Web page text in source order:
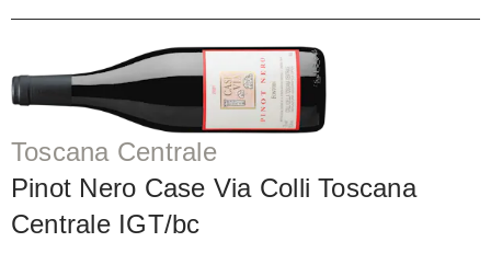
Toscana Centrale
Pinot Nero Case Via Colli Toscana
Centrale IGT/bc